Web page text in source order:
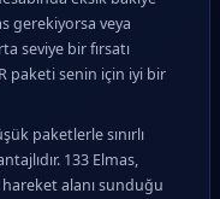
gerekiyorsa veya
seviye bir fırsatı
paketi senin için iyi bir
paketlerle sınırlı
133 Elmas,
alanı sunduğu